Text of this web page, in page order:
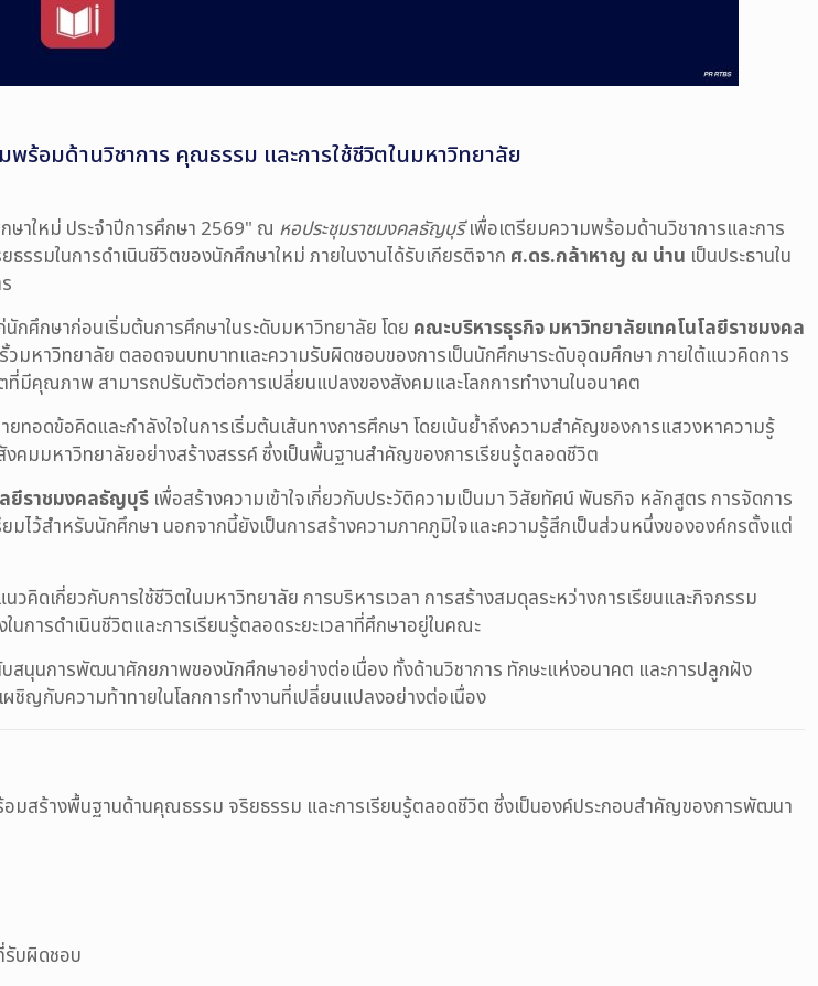
อมด้านวิชาการ คุณธรรม และการใช้ชีวิตในมหาวิทยาลัย
ษาใหม่ ประจำปีการศึกษา 2569" ณ หอประชุมราชมงคลธัญบุรีเพื่อเตรียมความพร้อมด้านวิชาการและการ
รมในการดำเนินชีวิตของนักศึกษาใหม่ ภายในงานได้รับเกียรติจาก ศ.ดร.กล้าหาญ ณ น่าน เป็นประธานใน
ศึกษาก่อนเริ่มต้นการศึกษาในระดับมหาวิทยาลัย โดย คณะบริหารธุรกิจ มหาวิทยาลัยเทคโนโลยีราชมงคล
รั้วมหาวิทยาลัย ตลอดจนบทบาทและความรับผิดชอบของการเป็นนักศึกษาระดับอุดมศึกษา ภายใต้แนวคิดการ
คุณภาพ สามารถปรับตัวต่อการเปลี่ยนแปลงของสังคมและโลกการทำงานในอนาคต
อดข้อคิดและกำลังใจในการเริ่มต้นเส้นทางการศึกษา โดยเน้นย้ำถึงความสำคัญของการแสวงหาความรู้
คมมหาวิทยาลัยอย่างสร้างสรรค์ ซึ่งเป็นพื้นฐานสำคัญของการเรียนรู้ตลอดชีวิต
ยีราชมงคลธัญบุรี เพื่อสร้างความเข้าใจเกี่ยวกับประวัติความเป็นมา วิสัยทัศน์ พันธกิจ หลักสูตร การจัดการ
ว้สำหรับนักศึกษา นอกจากนี้ยังเป็นการสร้างความภาคภูมิใจและความรู้สึกเป็นส่วนหนึ่งขององค์กรตั้งแต่
วคิดเกี่ยวกับการใช้ชีวิตในมหาวิทยาลัย การบริหารเวลา การสร้างสมดุลระหว่างการเรียนและกิจกรรม
ารดำเนินชีวิตและการเรียนรู้ตลอดระยะเวลาที่ศึกษาอยู่ในคณะ
นุนการพัฒนาศักยภาพของนักศึกษาอย่างต่อเนื่อง ทั้งด้านวิชาการ ทักษะแห่งอนาคต และการปลูกฝัง
กับความท้าทายในโลกการทำงานที่เปลี่ยนแปลงอย่างต่อเนื่อง
สร้างพื้นฐานด้านคุณธรรม จริยธรรม และการเรียนรู้ตลอดชีวิต ซึ่งเป็นองค์ประกอบสำคัญของการพัฒนา
รับผิดชอบ